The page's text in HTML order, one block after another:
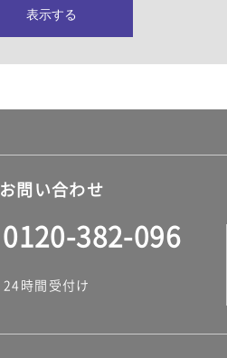
表示する
お問い合わせ
0120-382-096
24時間受付け